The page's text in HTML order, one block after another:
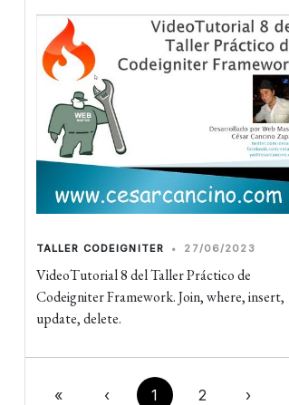
TALLER CODEIGNITER • 27/06/2023
VideoTutorial 8 del Taller Práctico de
Codeigniter Framework. Join, where, insert,
update, delete.
« ‹ 1 2 ›